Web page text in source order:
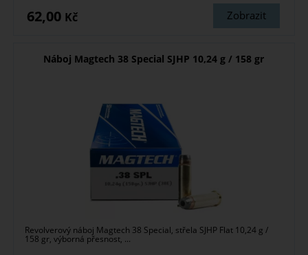
Zobrazit
62,00 Kč
Náboj Magtech 38 Special SJHP 10,24 g / 158 gr
Revolverový náboj Magtech 38 Special, střela SJHP Flat 10,24 g /
158 gr, výborná přesnost, ...